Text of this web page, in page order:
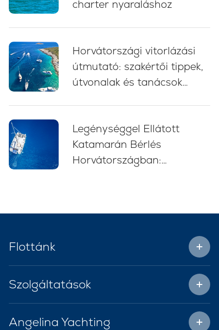
charter nyaraláshoz
Horvátországi vitorlázási
útmutató: szakértői tippek,
útvonalak és tanácsok
Legénységgel Ellátott
Katamarán Bérlés
Horvátországban:
Flottánk
Szolgáltatások
Angelina Yachting